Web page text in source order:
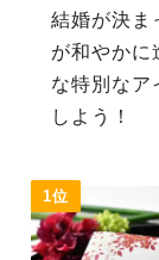
結婚が決ま
が和やかに
な特別なア
しよう！